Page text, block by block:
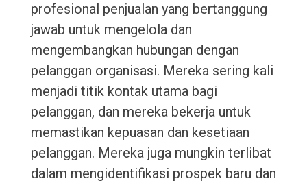
profesional penjualan yang bertanggung
jawab untuk mengelola dan
mengembangkan hubungan dengan
pelanggan organisasi. Mereka sering kali
menjadi titik kontak utama bagi
pelanggan, dan mereka bekerja untuk
memastikan kepuasan dan kesetiaan
pelanggan. Mereka juga mungkin terlibat
dalam mengidentifikasi prospek baru dan